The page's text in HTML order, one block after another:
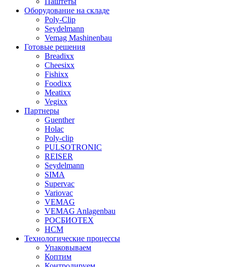
Оборудование на складе
Poly-Clip
Seydelmann
Vemag Mashinenbau
Готовые решения
Breadixx
Cheesixx
Fishixx
Foodixx
Meatixx
Vegixx
Партнеры
Guenther
Holac
Poly-clip
PULSOTRONIC
REISER
Seydelmann
SIMA
Supervac
Variovac
VEMAG
VEMAG Anlagenbau
РОСБИОТЕХ
НСМ
Технологические процессы
Упаковываем
Коптим